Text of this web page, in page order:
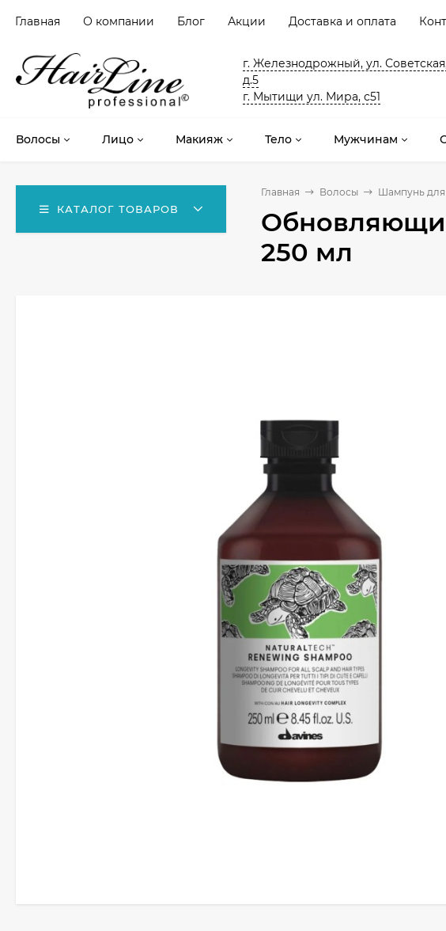
Главная О компании Блог Акции Доставка и оплата
г. Железнодрожный, ул.
д.5
г. Мытищи ул. Мира, с51
Волосы Лицо Макияж Тело Мужчинам
КАТАЛОГ ТОВАРОВ
Главная Волосы Шампунь для
250 мл